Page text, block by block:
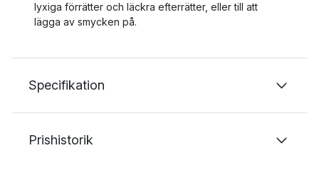
lyxiga förrätter och läckra efterrätter, eller till att
lägga av smycken på.
Specifikation
Prishistorik